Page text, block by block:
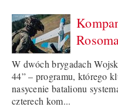
W dwóch brygadach
44” – programu, którego
nasycenie batalionu
czterech kom...